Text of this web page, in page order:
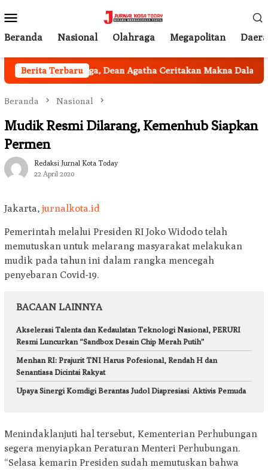
ke
kontenMobile
Beranda Nasional Olahraga Megapolitan
Berita Terbaru
Tak Terduga, Dean Agatha Ceritakan Makna Dalam di
Beranda Nasional
Mudik Resmi Dilarang, Kemenhub Siapkan
Permen
Redaksi Jurnal Kota Today
22 April 2020
Jakarta, jurnalkota.id
Pemerintah melalui Presiden RI Joko Widodo telah
memutuskan untuk melarang masyarakat melakukan
mudik pada tahun ini dalam rangka mencegah
penyebaran Covid-19.
BACAAN LAINNYA
Akselerasi Talenta dan Kedaulatan Teknologi Nasional, PERURI
Resmi Luncurkan “Sandbox Desain Chip Merah Putih”
Menhan RI: Prajurit TNI Harus Pofesional, Rendah H dan
Senantiasa Dicintai Rakyat
Upaya Sinergi Komdigi Berantas Judol Diapresiasi Aktivis Pemuda
Menindaklanjuti hal tersebut, Kementerian Perhubungan
segera menyiapkan Peraturan Menteri Perhubungan.
“Selasa kemarin Presiden sudah memutuskan bahwa